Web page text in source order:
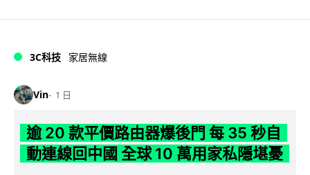
3C科技 家居無線
Vin 1 日
逾 20 款平價路由器爆後門 每 35 秒自
動連線回中國 全球 10 萬用家私隱堪憂